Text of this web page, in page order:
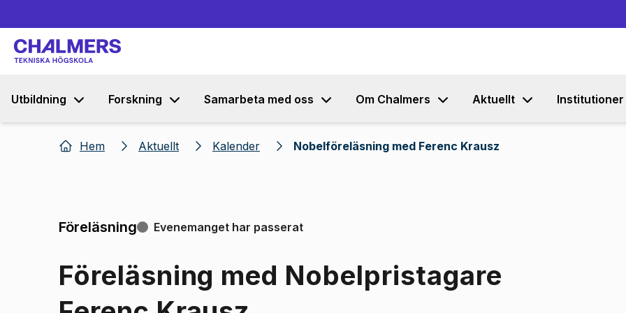
Utbildning Forskning Samarbeta med oss Om Chalmers Aktuellt Institutioner
Hem Aktuellt Kalender Nobelföreläsning med Ferenc Krausz
Föreläsning Evenemanget har passerat
Föreläsning med Nobelpristagare